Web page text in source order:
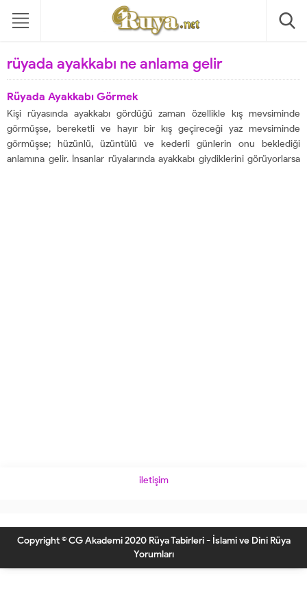
rüyada ayakkabı ne anlama gelir
Rüyada Ayakkabı Görmek
Kişi rüyasında ayakkabı gördüğü zaman özellikle kış mevsiminde
görmüşse, bereketli ve hayır bir kış geçireceği yaz mevsiminde
görmüşse; hüzünlü, üzüntülü ve kederli günlerin onu beklediği
anlamına gelir. İnsanlar rüyalarında ayakkabı giydiklerini görüyorlarsa
iletişim
Copyright © CG Akademi 2020 Rüya Tabirleri - İslami ve Dini Rüya
Yorumları